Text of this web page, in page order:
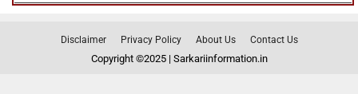
Disclaimer Privacy Policy About Us Contact Us
Copyright ©2025 | Sarkariinformation.in